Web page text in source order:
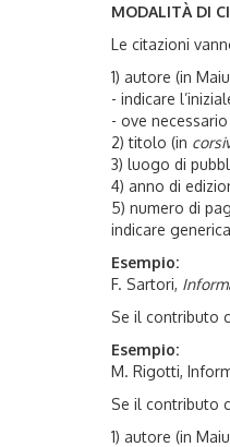
MODALITÀ DI
Le citazioni
1) autore (in
- indicare
- ove
2) titolo (in
3) luogo di
4) anno di
5) numero di
indicare
Esempio:
F. Sartori,
Se il contributo
Esempio:
M. Rigotti,
Se il contributo
1) autore (in